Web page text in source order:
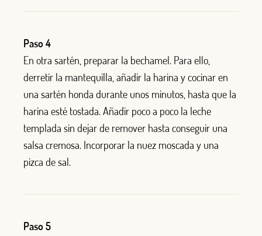
Paso 4
En otra sartén, preparar la bechamel. Para ello,
derretir la mantequilla, añadir la harina y cocinar en
una sartén honda durante unos minutos, hasta que la
harina esté tostada. Añadir poco a poco la leche
templada sin dejar de remover hasta conseguir una
salsa cremosa. Incorporar la nuez moscada y una
pizca de sal.
Paso 5